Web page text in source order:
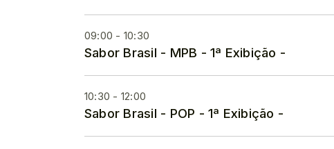
09:00 - 10:30
Sabor Brasil - MPB - 1ª Exibição -
10:30 - 12:00
Sabor Brasil - POP - 1ª Exibição -